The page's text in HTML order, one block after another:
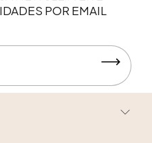
POR EMAIL